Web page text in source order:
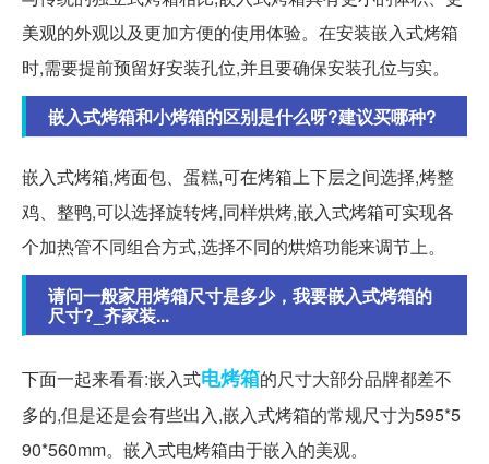
美观的外观以及更加方便的使用体验。在安装嵌入式烤箱
时,需要提前预留好安装孔位,并且要确保安装孔位与实。
嵌入式烤箱和小烤箱的区别是什么呀?建议买哪种?
嵌入式烤箱,烤面包、蛋糕,可在烤箱上下层之间选择,烤整
鸡、整鸭,可以选择旋转烤,同样烘烤,嵌入式烤箱可实现各
个加热管不同组合方式,选择不同的烘焙功能来调节上。
请问一般家用烤箱尺寸是多少，我要嵌入式烤箱的
尺寸?_齐家装...
下面一起来看看:嵌入式电烤箱的尺寸大部分品牌都差不
多的,但是还是会有些出入,嵌入式烤箱的常规尺寸为595*5
90*560mm。嵌入式电烤箱由于嵌入的美观。